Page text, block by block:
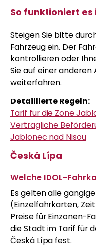
So funktioniert es
Steigen Sie bitte
Fahrzeug ein. Der
kontrollieren oder
Sie auf einer
weiterfahren.
Detaillierte Regeln:
Tarif für die Zone
Vertragliche
Jablonec nad Nisou
Česká Lípa
Welche IDOL-
Es gelten alle
(Einzelfahrkarten,
Preise für Einzonen-
die Stadt im Tarif für
Česká Lípa fest.